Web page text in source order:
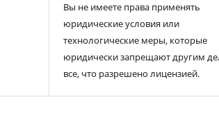
Вы не имеете права применять
юридические условия или
технологические меры, которые
юридически запрещают другим
все, что разрешено лицензией.